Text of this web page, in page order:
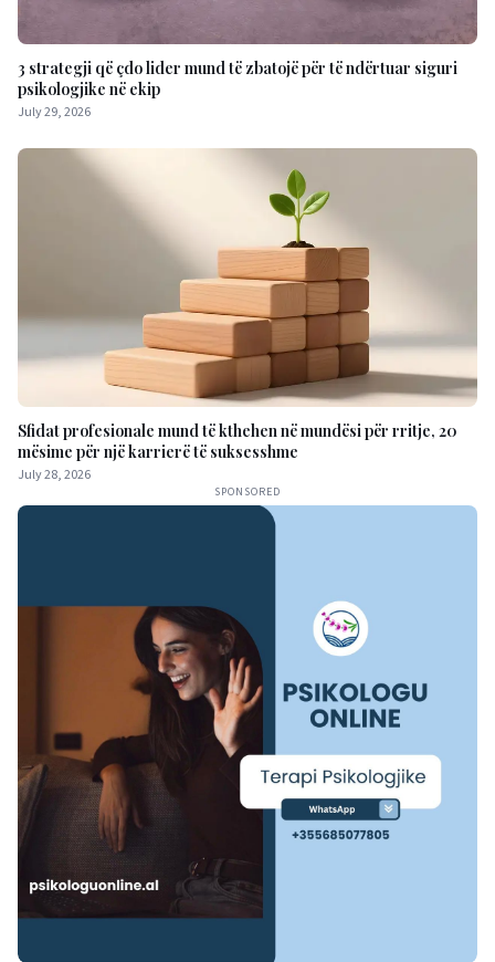
3 strategji që çdo lider mund të zbatojë për të ndërtuar siguri
psikologjike në ekip
July 29, 2026
Sfidat profesionale mund të kthehen në mundësi për rritje, 20
mësime për një karrierë të suksesshme
July 28, 2026
SPONSORED